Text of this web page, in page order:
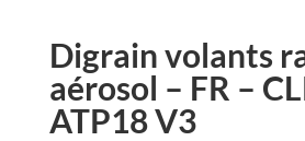
Digrain volants
aérosol – FR –
ATP18 V3